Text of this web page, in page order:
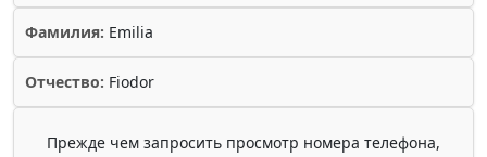
Фамилия: Emilia
Отчество: Fiodor
Прежде чем запросить просмотр номера телефона,